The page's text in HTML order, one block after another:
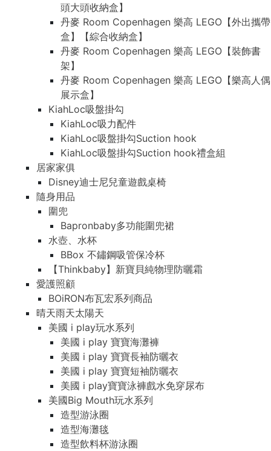
頭大頭收納盒】
丹麥 Room Copenhagen 樂高 LEGO【外出攜帶
盒】【綜合收納盒】
丹麥 Room Copenhagen 樂高 LEGO【裝飾書
架】
丹麥 Room Copenhagen 樂高 LEGO【樂高人偶
展示盒】
KiahLoc吸盤掛勾
KiahLoc吸力配件
KiahLoc吸盤掛勾Suction hook
KiahLoc吸盤掛勾Suction hook禮盒組
居家家俱
Disney迪士尼兒童遊戲桌椅
隨身用品
圍兜
Bapronbaby多功能圍兜裙
水壺、水杯
BBox 不鏽鋼吸管保冷杯
【Thinkbaby】新寶貝純物理防曬霜
愛護照顧
BOiRON布瓦宏系列商品
晴天雨天太陽天
美國 i play玩水系列
美國 i play 寶寶海灘褲
美國 i play 寶寶長袖防曬衣
美國 i play 寶寶短袖防曬衣
美國 i play寶寶泳褲戲水免穿尿布
美國Big Mouth玩水系列
造型游泳圈
造型海灘毯
造型飲料杯游泳圈